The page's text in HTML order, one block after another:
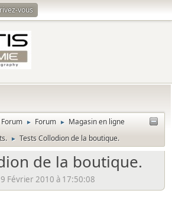
vous
► Forum ► Magasin en ligne
► Tests Collodion de la boutique.
de la boutique.
Février 2010 à 17:50:08